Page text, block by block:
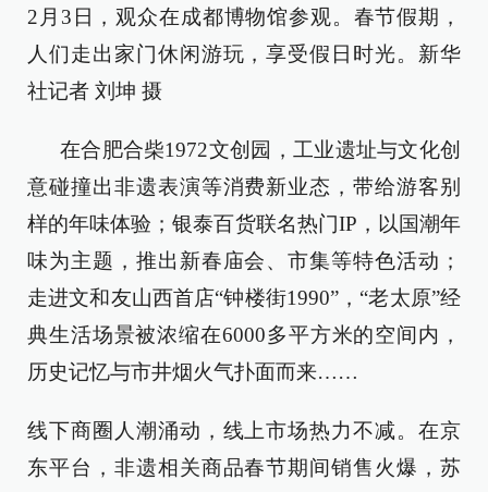
2月3日，观众在成都博物馆参观。春节假期，
人们走出家门休闲游玩，享受假日时光。新华
社记者 刘坤 摄
在合肥合柴1972文创园，工业遗址与文化创
意碰撞出非遗表演等消费新业态，带给游客别
样的年味体验；银泰百货联名热门IP，以国潮年
味为主题，推出新春庙会、市集等特色活动；
走进文和友山西首店“钟楼街1990”，“老太原”经
典生活场景被浓缩在6000多平方米的空间内，
历史记忆与市井烟火气扑面而来……
线下商圈人潮涌动，线上市场热力不减。在京
东平台，非遗相关商品春节期间销售火爆，苏